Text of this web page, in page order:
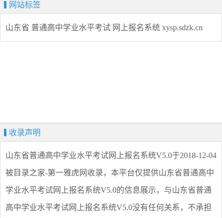
网站标签
山东省 普通高中学业水平考试 网上报名系统 xysp.sdzk.cn
收录声明
山东省普通高中学业水平考试网上报名系统V5.0于2018-12-04
被目录之家-第一雅虎网收录，本平台仅提供山东省普通高中
学业水平考试网上报名系统V5.0的信息展示，与山东省普通
高中学业水平考试网上报名系统V5.0没有任何关系，不承担